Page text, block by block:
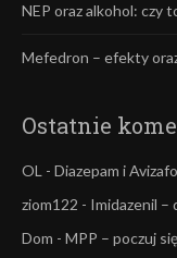
NEP oraz alkohol: czy
Mefedron – efekty
Ostatnie
OL - Diazepam i
ziom122 - Imidazenil –
Dom - MPP – poczuj